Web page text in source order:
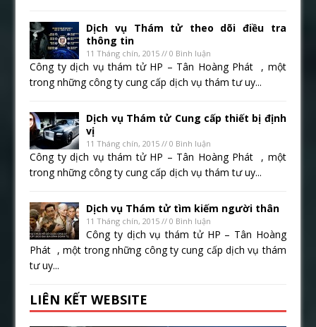
Dịch vụ Thám tử theo dõi điều tra
thông tin
11 Tháng chín, 2015 // 0 Bình luận
Công ty dịch vụ thám tử HP – Tân Hoàng Phát , một
trong những công ty cung cấp dịch vụ thám tư uy...
Dịch vụ Thám tử Cung cấp thiết bị định
vị
11 Tháng chín, 2015 // 0 Bình luận
Công ty dịch vụ thám tử HP – Tân Hoàng Phát , một
trong những công ty cung cấp dịch vụ thám tư uy...
Dịch vụ Thám tử tìm kiếm người thân
11 Tháng chín, 2015 // 0 Bình luận
Công ty dịch vụ thám tử HP – Tân Hoàng
Phát , một trong những công ty cung cấp dịch vụ thám
tư uy...
LIÊN KẾT WEBSITE